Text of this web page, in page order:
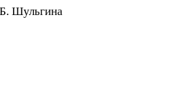
Шульгина